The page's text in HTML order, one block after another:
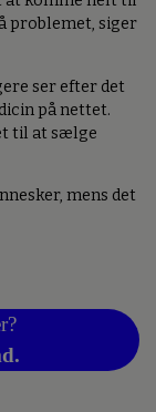
problemet, siger
ser efter det
på nettet.
til at sælge
mens det